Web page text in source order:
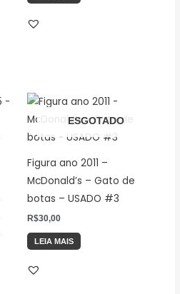
ESGOTADO
Figura ano 2011 –
McDonald’s – Gato de
botas – USADO #3
R$30,00
LEIA MAIS